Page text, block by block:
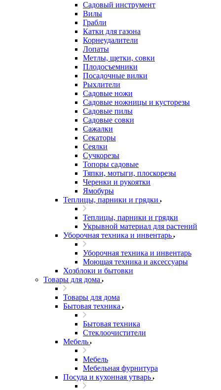
Садовый инструмент
Вилы
Грабли
Катки для газона
Корнеудалители
Лопаты
Метлы, щетки, совки
Плодосъемники
Посадочные вилки
Рыхлители
Садовые ножи
Садовые ножницы и кусторезы
Садовые пилы
Садовые совки
Сажалки
Секаторы
Сеялки
Сучкорезы
Топоры садовые
Тяпки, мотыги, плоскорезы
Черенки и рукоятки
Ямобуры
Теплицы, парники и грядки
Теплицы, парники и грядки
Укрывной материал для растений
Уборочная техника и инвентарь
Уборочная техника и инвентарь
Моющая техника и аксессуары
Хозблоки и бытовки
Товары для дома
Товары для дома
Бытовая техника
Бытовая техника
Стеклоочистители
Мебель
Мебель
Мебельная фурнитура
Посуда и кухонная утварь